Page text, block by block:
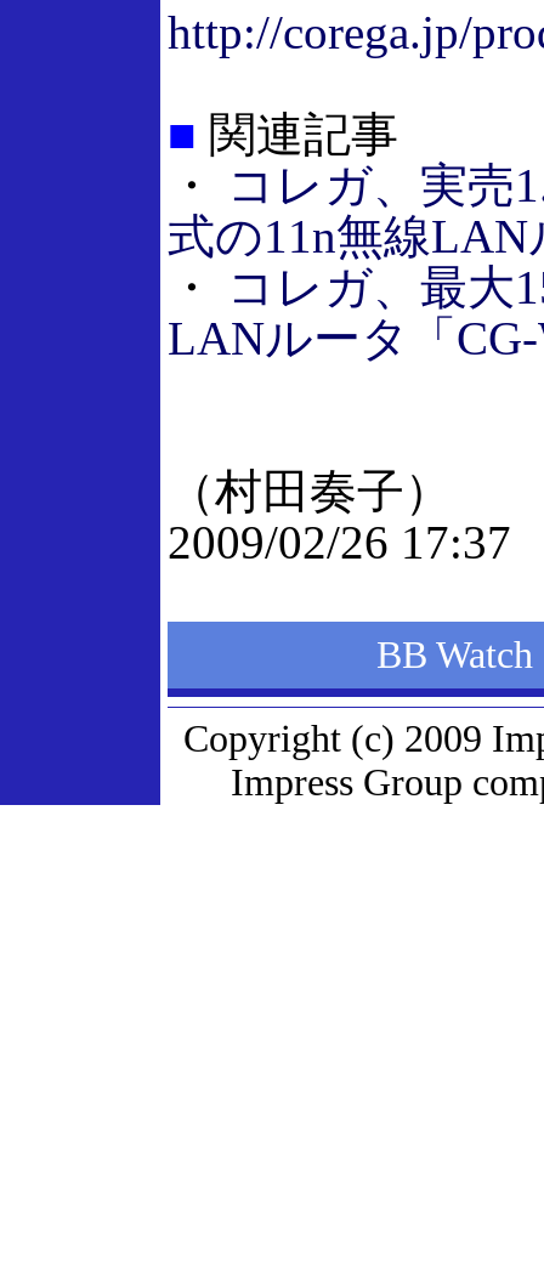
http://corega.jp/
■ 関連記事
・
コレガ、実売
式の11n無線LAN
・
コレガ、最大
LANルータ「
（村田奏子）
2009/02/26 17:37
BB
Copyright (c) 2009
Impress Group